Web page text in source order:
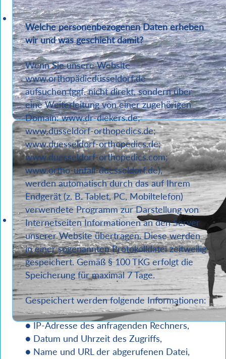
Welche personenbezogenen Daten erheben
wir und was geschieht damit?
Wenn Sie unsere Website
www.orthopädiedüsseldorf.de
aufsuchen (ggf. nicht direkt, sondern über
eine Weiterleitung von einer zugehörigen
Domain: www.dr-diekers.de;
www.düsseldorf-orthopedics.de;
www.duesseldorf-orthopedics.de;
www.duesseldorf-orthopedics.com;
www.ortho-unfall-duesseldorf.de),
werden automatisch durch das auf Ihrem
Endgerät (z. B. Tablet, PC, Mobiltelefon)
verwendete Programm zur Darstellung von
Internetseiten Informationen an den Server
unserer Website übertragen. Diese werden
in einer sogenannten Protokolldatei zeitweilig
gespeichert. Gemäß § 100 TKG erfolgt die
Speicherung für maximal 7 Tage.
Gespeichert werden folgende Informationen:
● IP-Adresse des anfragenden Rechners,
● Datum und Uhrzeit des Zugriffs,
● Name und URL der abgerufenen Datei,